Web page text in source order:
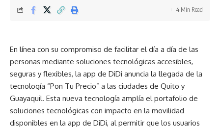
4 Min Read
En línea con su compromiso de facilitar el día a día de las
personas mediante soluciones tecnológicas accesibles,
seguras y flexibles, la app de DiDi anuncia la llegada de la
tecnología “Pon Tu Precio” a las ciudades de Quito y
Guayaquil. Esta nueva tecnología amplía el portafolio de
soluciones tecnológicas con impacto en la movilidad
disponibles en la app de DiDi, al permitir que los usuarios